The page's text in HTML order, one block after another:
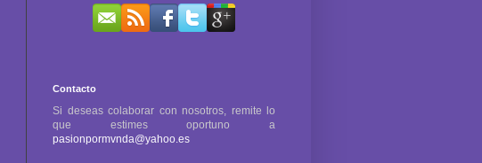
Contacto
Si deseas colaborar con nosotros, remite lo
que estimes oportuno a
pasionpormvnda@yahoo.es